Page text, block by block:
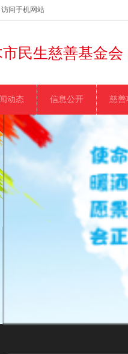
访问手机网站
民生慈善基金会
动态 信息公开 慈善